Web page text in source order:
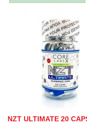
NZT ULTIMATE 20